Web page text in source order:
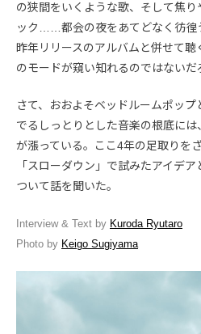
の狭間をいくような歌、そして焦
ック……都会の夜をあてどなく彷徨
昨年リリースのアルバムと併せて
のモードが窺い知れるのではないだ
さて、おおよそベッドルームポッ
でるしっとりとした音楽の根底に
が漲っている。ここ4年の足取りを
「スローダウン」で試みたアイデ
ついて話を聞いた。
Interview & Text by Kuroda Ryutaro
Photo by Keigo Sugiyama